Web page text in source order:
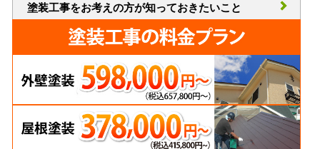
塗装工事をお考えの方が知っておきたいこと